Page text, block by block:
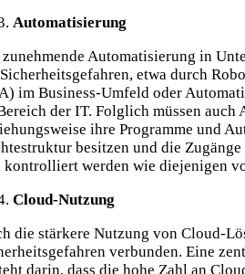
Automatisierung
Automatisierung in
etwa durch
im Business-Umfeld oder
der IT. Folglich müssen auch
ihre Programme und
besitzen und die
kontrolliert werden wie diejenigen
Cloud-Nutzung
die stärkere Nutzung von Cloud-
verbunden. Eine
darin, dass die hohe Zahl an